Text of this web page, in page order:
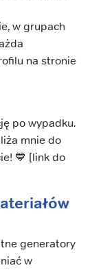
w grupach
na stronie
po wypadku.
mnie do
💙 [link do
generatory
w